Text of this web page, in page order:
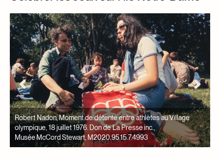
de détente entre athlètes au Village
1976. Don de La Presse inc.,
M2020.95.15.7.4993
Michel Gravel,
bassin olympique,
McCord Stewart,